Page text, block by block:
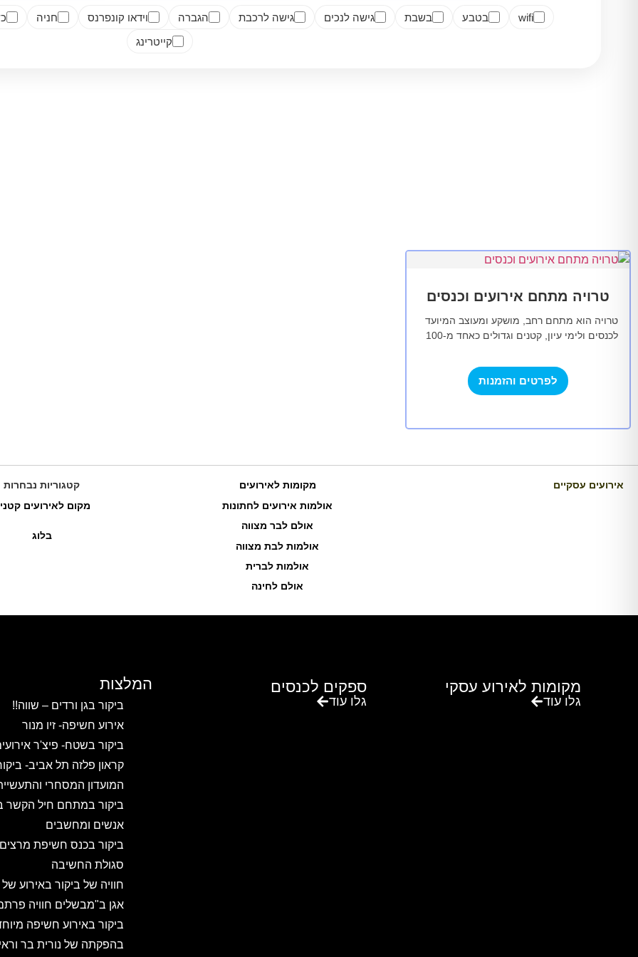
wifi בטבע בשבת גישה לנכים גישה לרכבת הגברה וידאו קונפרנס חניה
קייטרינג
טרויה מתחם אירועים וכנסים
טרויה הוא מתחם רחב, מושקע ומעוצב המיועד
לכנסים ולימי עיון, קטנים וגדולים כאחד מ-100
לפרטים והזמנות
אירועים עסקיים
מקומות לאירועים
אולמות אירועים לחתונות
אולם לבר מצווה
אולמות לבת מצווה
אולמות לברית
אולם לחינה
קטגוריות נבחרות
מקום לאירועים
בלוג
מקומות לאירוע עסקי
גלו עוד
ספקים לכנסים
גלו עוד
המלצות
ביקור בגן ורדים – שווה!!
אירוע חשיפה- זיו מנור
ביקור בשטח- פיצ'ר
קראון פלזה תל אביב-
המועדון המסחרי
ביקור במתחם חיל הקשר
אנשים ומחשבים
ביקור בכנס חשיפת
סגולת החשיבה
חוויה של ביקור באירוע
אגן ב"מבשלים חוויה
ביקור באירוע חשיפה
בהפקתה של נורית בר